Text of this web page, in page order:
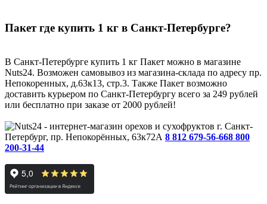
Пакет где купить 1 кг в Санкт-Петербурге?
В Санкт-Петербурге купить 1 кг Пакет можно в магазине
Nuts24. Возможен самовывоз из магазина-склада по адресу пр.
Непокоренных, д.63к13, стр.3. Также Пакет возможно
доставить курьером по Санкт-Петербургу всего за 249 рублей
или бесплатно при заказе от 2000 рублей!
г. Санкт-
Петербург, пр. Непокорённых, 63к72А 8 812 679-56-668 800
200-31-44